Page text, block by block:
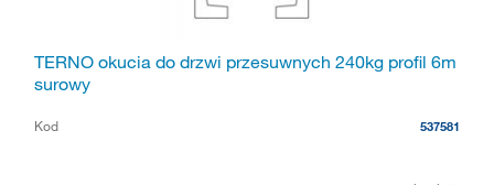
TERNO okucia do drzwi przesuwnych 240kg profil 6m
surowy
Kod 537581